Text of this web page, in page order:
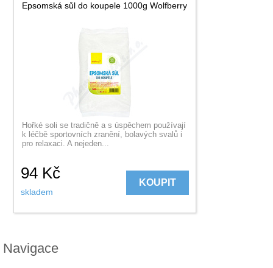
Epsomská sůl do koupele 1000g Wolfberry
Hořké soli se tradičně a s úspěchem používají
k léčbě sportovních zranění, bolavých svalů i
pro relaxaci. A nejeden...
94 Kč
skladem
KOUPIT
Navigace